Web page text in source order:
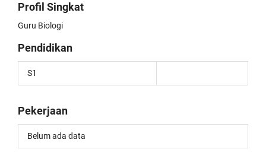
Profil Singkat
Guru Biologi
Pendidikan
S1
Pekerjaan
Belum ada data